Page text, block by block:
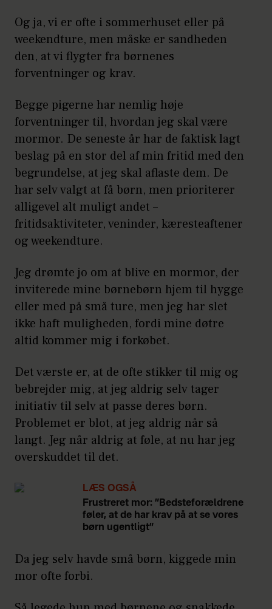
Og ja, vi er ofte i sommerhuset eller på
weekendture, men måske er sandheden
den, at vi flygter fra børnenes
forventninger og krav.
Begge pigerne har nemlig høje
forventninger til, hvordan jeg skal være
mormor. De seneste år har de faktisk lagt
beslag på en stor del af min fritid med den
begrundelse, at jeg skal aflaste dem. De
har selv valgt at få børn, men prioriterer
alligevel alt muligt andet –
fritidsaktiviteter, veninder, kæresteaftener
og weekendture.
Jeg drømte jo om at blive en mormor, der
inviterede mine børnebørn hjem til hygge
eller med på små ture, men jeg har slet
ikke haft muligheden, fordi mine døtre
altid kommer mig i forkøbet.
Det værste er, at de ofte stikker til mig og
bebrejder mig, at jeg aldrig selv tager
initiativ til selv at passe deres børn.
Problemet er blot, at jeg aldrig når så
langt. Jeg når aldrig at føle, at nu har jeg
overskuddet til det.
LÆS OGSÅ
Frustreret mor: ”Bedsteforældrene
føler, at de har krav på at se vores
børn ugentligt”
Da jeg selv havde små børn, kiggede min
mor ofte forbi.